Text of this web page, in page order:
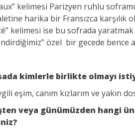
kelimesi Parizyen ruhlu
harika bir Fransızca karşılık
kelimesi ise bu sofrada yaratmak
özel bir gecede bence
kimlerle birlikte olmayı
eşim, canım kızlarım ve yakın
veya günümüzden hangi